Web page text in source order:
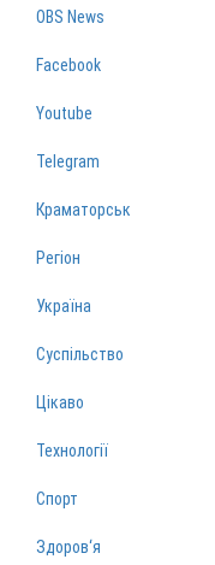
OBS News
Facebook
Youtube
Telegram
Краматорськ
Регіон
Україна
Суспільство
Цікаво
Технології
Спорт
Здоров‘я